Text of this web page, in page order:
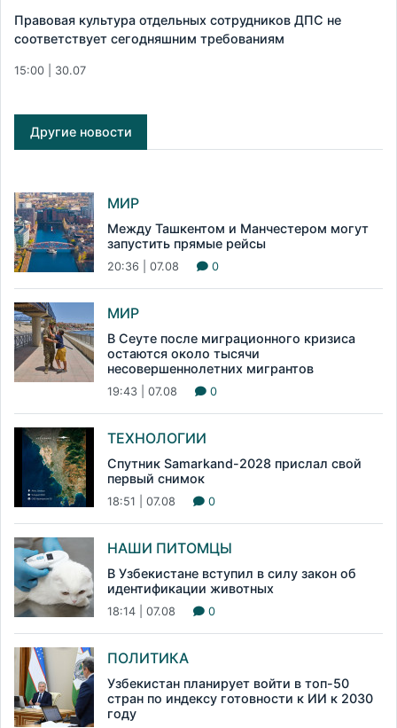
Правовая культура отдельных сотрудников ДПС не
соответствует сегодняшним требованиям
15:00 | 30.07
Другие новости
МИР
Между Ташкентом и Манчестером могут
запустить прямые рейсы
20:36 | 07.08 0
МИР
В Сеуте после миграционного кризиса
остаются около тысячи
несовершеннолетних мигрантов
19:43 | 07.08 0
ТЕХНОЛОГИИ
Спутник Samarkand-2028 прислал свой
первый снимок
18:51 | 07.08 0
НАШИ ПИТОМЦЫ
В Узбекистане вступил в силу закон об
идентификации животных
18:14 | 07.08 0
ПОЛИТИКА
Узбекистан планирует войти в топ-50
стран по индексу готовности к ИИ к 2030
году